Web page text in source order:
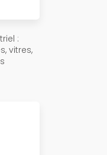
:
vitres,